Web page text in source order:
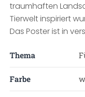
traumhaften
Tierwelt inspiriert
Das Poster ist in
Thema
Farbe